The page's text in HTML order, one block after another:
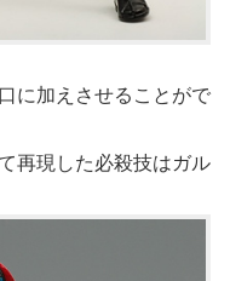
に加えさせることがで
再現した必殺技はガル